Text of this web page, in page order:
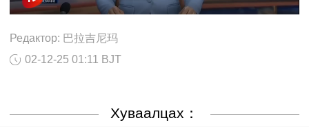
Редактор: 巴拉吉尼玛
02-12-25 01:11 BJT
Хуваалцах：